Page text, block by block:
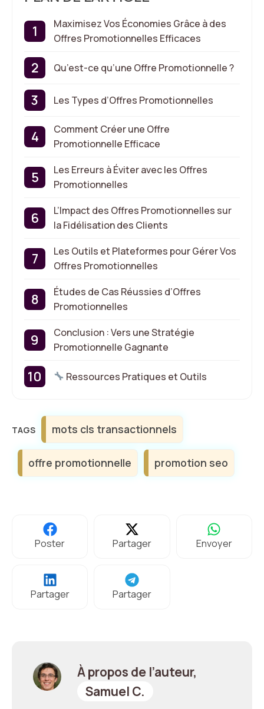
Maximisez Vos Économies Grâce à des
Offres Promotionnelles Efficaces
Qu’est-ce qu’une Offre Promotionnelle ?
Les Types d’Offres Promotionnelles
Comment Créer une Offre
Promotionnelle Efficace
Les Erreurs à Éviter avec les Offres
Promotionnelles
L’Impact des Offres Promotionnelles sur
la Fidélisation des Clients
Les Outils et Plateformes pour Gérer Vos
Offres Promotionnelles
Études de Cas Réussies d’Offres
Promotionnelles
Conclusion : Vers une Stratégie
Promotionnelle Gagnante
Ressources Pratiques et Outils
Étiquettes
mots cls transactionnels
offre promotionnelle promotion seo
Poster Partager Envoyer
Partager Partager
À propos de l’auteur,
Samuel C.